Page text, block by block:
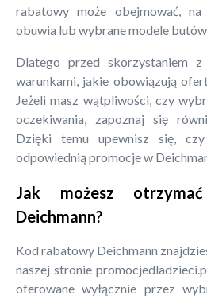
rabatowy może obejmować,
obuwia lub wybrane modele
Dlatego przed skorzystaniem
warunkami, jakie obowiązują
Jeżeli masz wątpliwości, czy
oczekiwania, zapoznaj się
Dzięki temu upewnisz się,
odpowiednią promocje w
Jak możesz
Deichmann?
Kod rabatowy Deichmann
naszej stronie
oferowane wyłącznie przez